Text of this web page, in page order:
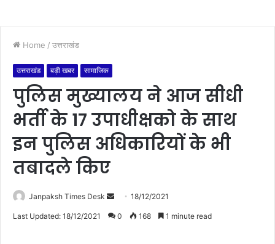
Home / उत्तराखंड
उत्तराखंड बड़ी खबर सामाजिक
पुलिस मुख्यालय ने आज सीधी
भर्ती के 17 उपाधीक्षको के साथ
इन पुलिस अधिकारियों के भी
तबादले किए
Janpaksh Times Desk 18/12/2021
Last Updated: 18/12/2021 0 168 1 minute read